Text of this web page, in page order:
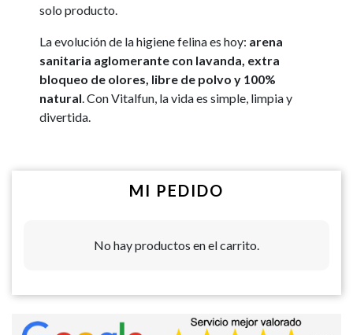
solo producto.
La evolución de la higiene felina es hoy: arena
sanitaria aglomerante con lavanda, extra
bloqueo de olores, libre de polvo y 100%
natural . Con Vitalfun, la vida es simple, limpia y
divertida.
MI PEDIDO
No hay productos en el carrito.